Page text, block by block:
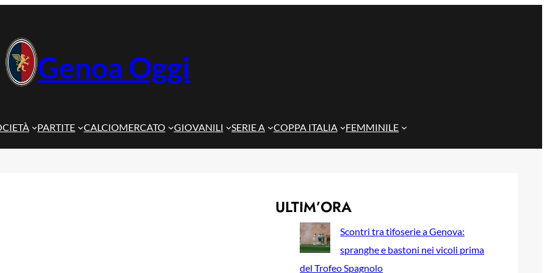
Genoa Oggi
PARTITE CALCIOMERCATO GIOVANILI SERIE A COPPA ITALIA FEMMINILE
ULTIM’ORA
Scontri tra tifoserie a Genova:
spranghe e bastoni nei vicoli prima
del Trofeo Spagnolo